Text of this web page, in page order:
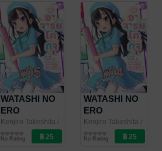
ฉัน (เล่ม2) ตอน
ที่ 8
ฉัน (เล่ม1) ตอน
ที่ 7
WATASHI NO
ERO
(KOGUCHI)
SENSEI
อาจารย์โคกุจิ
Kenjiro Takeshita /
PHOENIX NEXT
การ์ตูนรายตอน
No Rating
WATASHI NO
ERO
(KOGUCHI)
SENSEI
อาจารย์โคกุจิ
Kenjiro Takeshita /
PHOENIX NEXT
การ์ตูนรายตอน
No Rating